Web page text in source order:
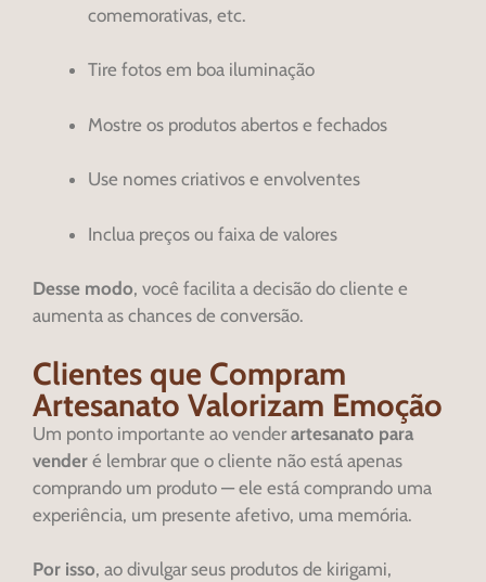
comemorativas, etc.
Tire fotos em boa iluminação
Mostre os produtos abertos e fechados
Use nomes criativos e envolventes
Inclua preços ou faixa de valores
Desse modo, você facilita a decisão do cliente e
aumenta as chances de conversão.
Clientes que Compram
Artesanato Valorizam Emoção
Um ponto importante ao venderartesanato para
vender é lembrar que o cliente não está apenas
comprando um produto — ele está comprando uma
experiência, um presente afetivo, uma memória.
Por isso, ao divulgar seus produtos de kirigami,